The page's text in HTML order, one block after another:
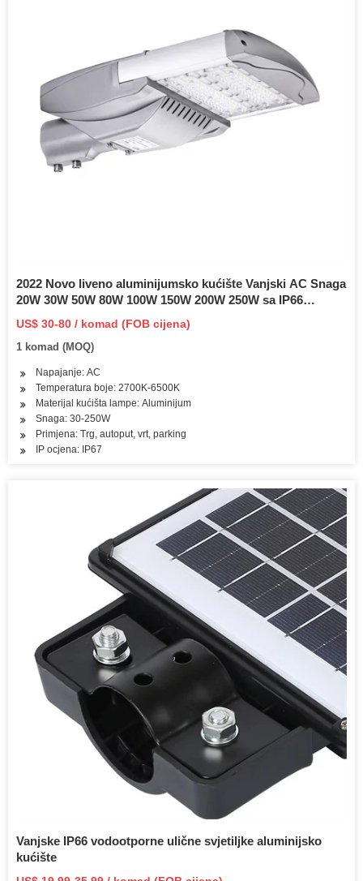
2022 Novo liveno aluminijumsko kućište Vanjski AC Snaga
20W 30W 50W 80W 100W 150W 200W 250W sa IP66
vodootpornim LED uličnim svjetlom
US$ 30-80 / komad (FOB cijena)
1 komad (MOQ)
Napajanje: AC
Temperatura boje: 2700K-6500K
Materijal kućišta lampe: Aluminijum
Snaga: 30-250W
Primjena: Trg, autoput, vrt, parking
IP ocjena: IP67
Vanjske IP66 vodootporne ulične svjetiljke aluminijsko
kućište